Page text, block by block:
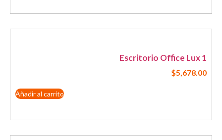
Escritorio Office Lux 1
$5,678.00
Añadir al carrito